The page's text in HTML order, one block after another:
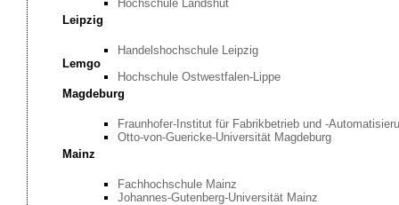
Hochschule Landshut
Leipzig
Handelshochschule Leipzig
Lemgo
Hochschule Ostwestfalen-Lippe
Magdeburg
Fraunhofer-Institut für Fabrikbetrieb und -
Otto-von-Guericke-Universität Magdeburg
Mainz
Fachhochschule Mainz
Johannes-Gutenberg-Universität Mainz